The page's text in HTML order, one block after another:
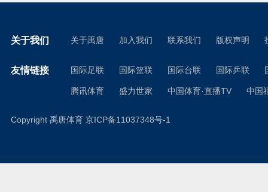
关于我们 关于禹唐 加入我们 联系我们 版权声明
友情链接 国际足联 国际篮联 国际台联 国际乒联
腾讯体育 盛力世家 中国体育·直播TV 中国
Copyright 禹唐体育 京ICP备11037348号-1